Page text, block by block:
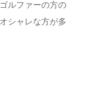
ルファーの方の
シャレな方が多